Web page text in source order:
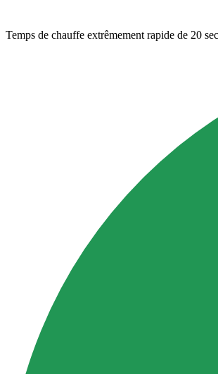
Temps de chauffe extrêmement rapide de 20